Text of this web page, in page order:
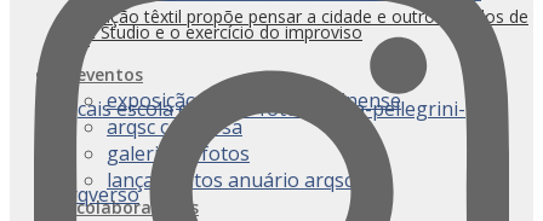
Mart Studio e o exercício do improviso
eventos
exposição de design catarinense
arqsc conversa
galeria de fotos
lançamentos anuário arqsc
colaboradores
Instalação têxtil propõe pensar a cidade e outros modos de